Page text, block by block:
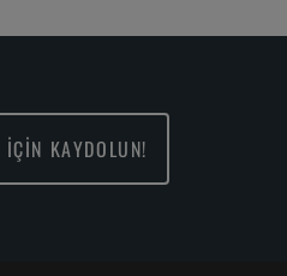
İÇİN KAYDOLUN!